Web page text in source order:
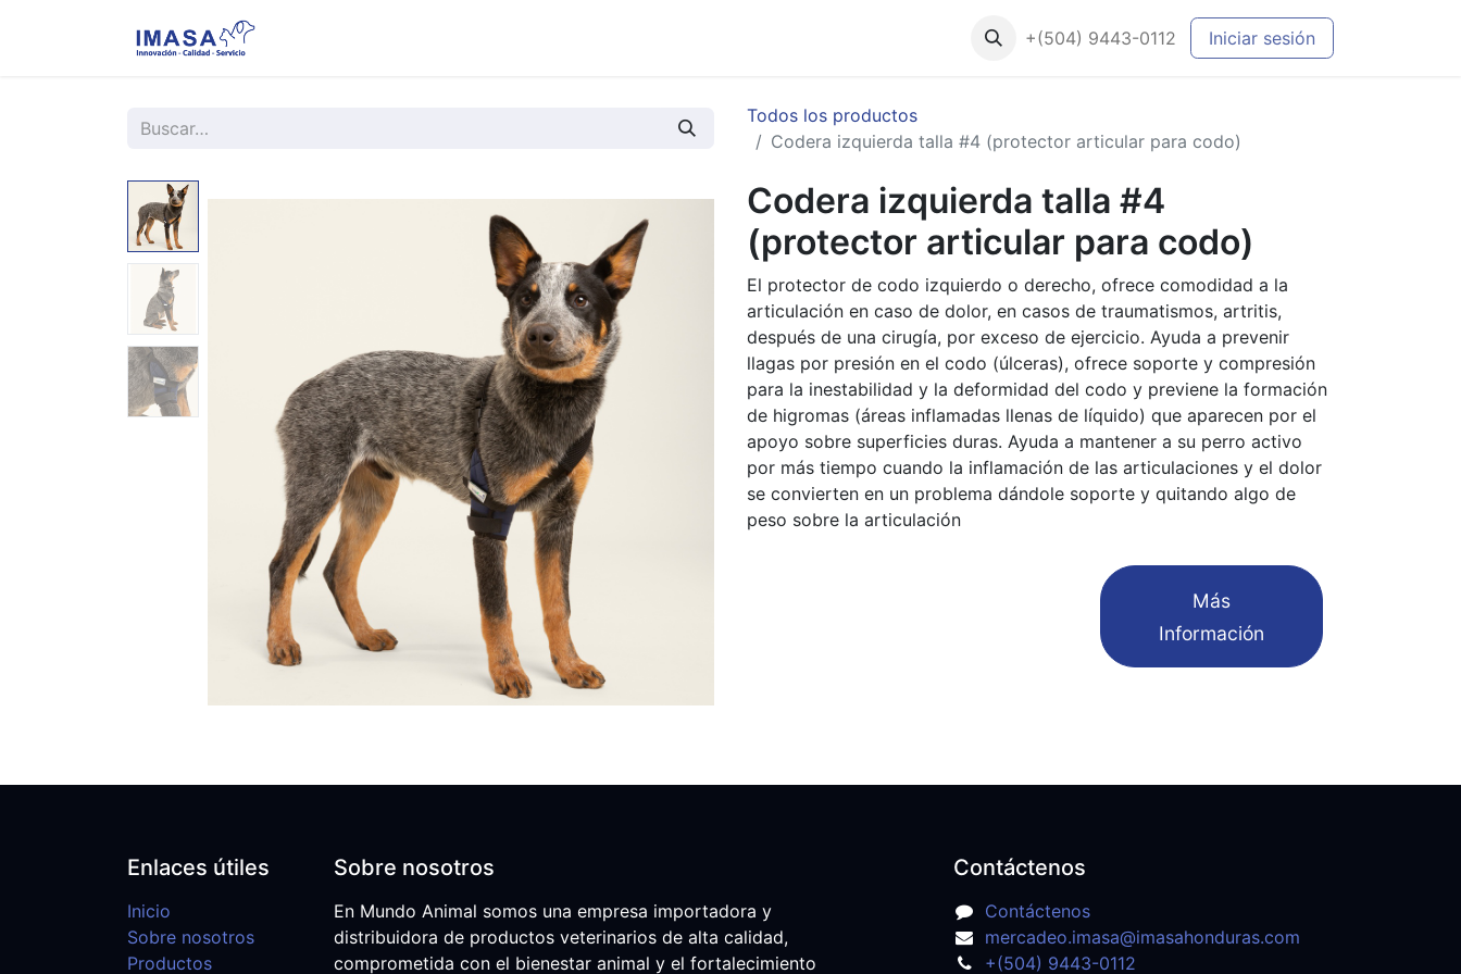
+(504) 9443-0112 Iniciar sesión
Todos los productos
Codera izquierda talla #4 (protector articular para codo)
Codera izquierda talla #4
(protector articular para codo)
El protector de codo izquierdo o derecho, ofrece comodidad a la
articulación en caso de dolor, en casos de traumatismos, artritis,
después de una cirugía, por exceso de ejercicio. Ayuda a prevenir
llagas por presión en el codo (úlceras), ofrece soporte y compresión
para la inestabilidad y la deformidad del codo y previene la formación
de higromas (áreas inflamadas llenas de líquido) que aparecen por el
apoyo sobre superficies duras. Ayuda a mantener a su perro activo
por más tiempo cuando la inflamación de las articulaciones y el dolor
se convierten en un problema dándole soporte y quitando algo de
peso sobre la articulación
​Más
Información
Enlaces útiles
Inicio
Sobre nosotros
Productos
Sobre nosotros
En Mundo Animal somos una empresa importadora y
distribuidora de productos veterinarios de alta calidad,
comprometida con el bienestar animal y el fortalecimiento
Contáctenos
Contáctenos
mercadeo.imasa@imasahonduras.com
+(504) 9443-0112